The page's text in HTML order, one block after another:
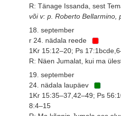
R: Tänage Issanda, sest
või v: p. Roberto Bellarmino,
18. september
r 24. nädala reede
1Kr 15:12–20; Ps
R: Näen Jumalat, kui ma
19. september
24. nädala laupäev
1Kr 15:35–37,42–49; Ps
8:4–15